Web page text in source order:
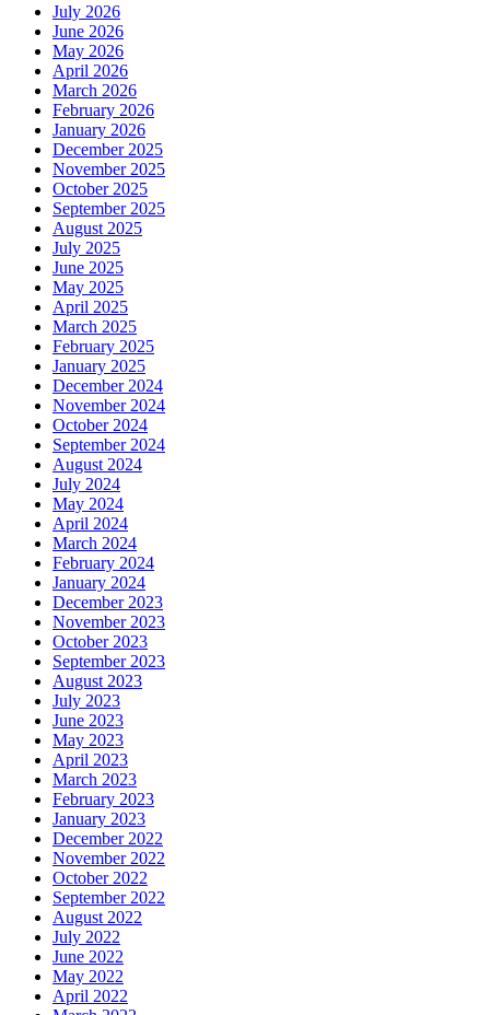
July 2026
June 2026
May 2026
April 2026
March 2026
February 2026
January 2026
December 2025
November 2025
October 2025
September 2025
August 2025
July 2025
June 2025
May 2025
April 2025
March 2025
February 2025
January 2025
December 2024
November 2024
October 2024
September 2024
August 2024
July 2024
May 2024
April 2024
March 2024
February 2024
January 2024
December 2023
November 2023
October 2023
September 2023
August 2023
July 2023
June 2023
May 2023
April 2023
March 2023
February 2023
January 2023
December 2022
November 2022
October 2022
September 2022
August 2022
July 2022
June 2022
May 2022
April 2022